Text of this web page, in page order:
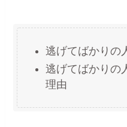
逃げてばかりの
逃げてばかりの
理由